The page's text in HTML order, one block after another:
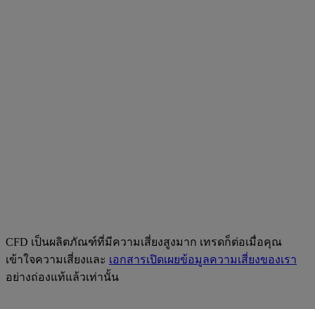
CFD เป็นผลิตภัณฑ์ที่มีความเสี่ยงสูงมาก เทรดก็ต่อเมื่อคุณ
เข้าใจความเสี่ยงและ เอกสารเปิดเผยข้อมูลความเสี่ยงของเรา
อย่างถ่องแท้แล้วเท่านั้น